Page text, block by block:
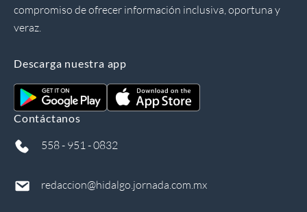
compromiso de ofrecer información inclusiva, oportuna y
veraz.
Descarga nuestra app
Contáctanos
558 - 951 - 0832
redaccion@hidalgo.jornada.com.mx